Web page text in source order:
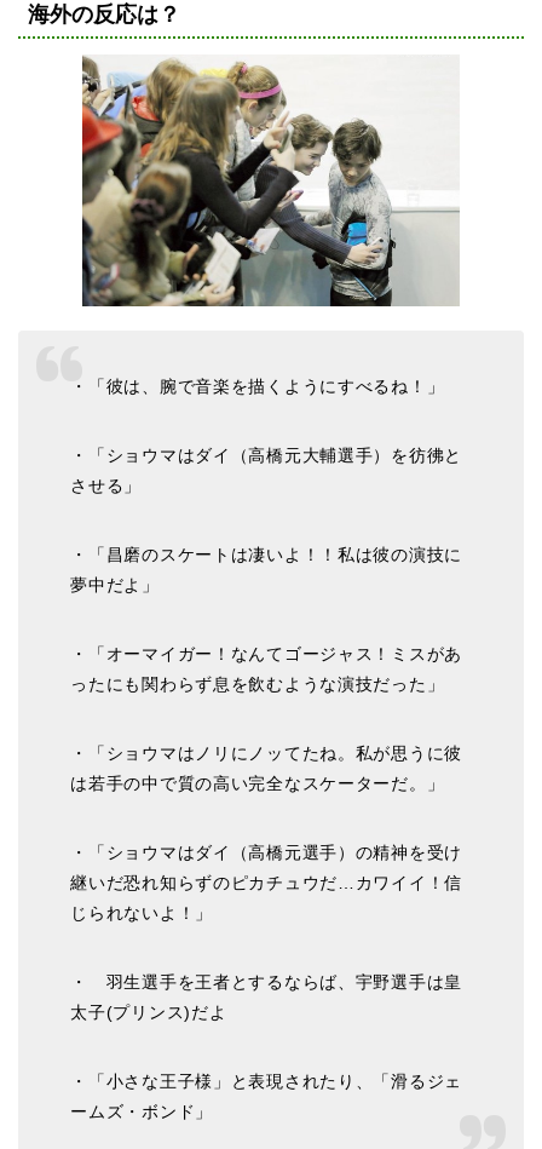
海外の反応は？
・「彼は、腕で音楽を描くようにすべるね！」
・「ショウマはダイ（高橋元大輔選手）を彷彿と
させる」
・「昌磨のスケートは凄いよ！！私は彼の演技に
夢中だよ」
・「オーマイガー！なんてゴージャス！ミスがあ
ったにも関わらず息を飲むような演技だった」
・「ショウマはノリにノッてたね。私が思うに彼
は若手の中で質の高い完全なスケーターだ。」
・「ショウマはダイ（高橋元選手）の精神を受け
継いだ恐れ知らずのピカチュウだ…カワイイ！信
じられないよ！」
・ 羽生選手を王者とするならば、宇野選手は皇
太子(プリンス)だよ
・「小さな王子様」と表現されたり、「滑るジェ
ームズ・ボンド」